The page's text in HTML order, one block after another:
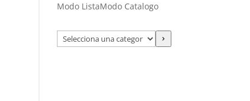
Modo ListaModo Catalogo
Selecciona
una